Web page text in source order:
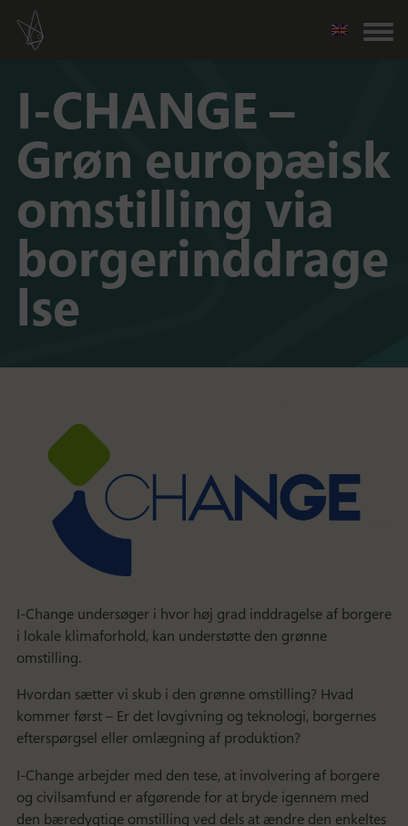
I-CHANGE –
Grøn europæisk
omstilling via
borgerinddrage
lse
I-Change undersøger i hvor høj grad inddragelse af borgere
i lokale klimaforhold, kan understøtte den grønne
omstilling.
Hvordan sætter vi skub i den grønne omstilling? Hvad
kommer først – Er det lovgivning og teknologi, borgernes
efterspørgsel eller omlægning af produktion?
I-Change arbejder med den tese, at involvering af borgere
og civilsamfund er afgørende for at bryde igennem med
den bæredygtige omstilling ved dels at ændre den enkeltes